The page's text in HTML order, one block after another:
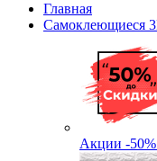
Главная
Самоклеющиеся
Акции -